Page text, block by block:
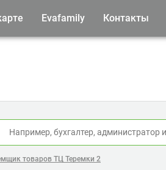
Evafamily Контакты
товаров ТЦ Теремки 2